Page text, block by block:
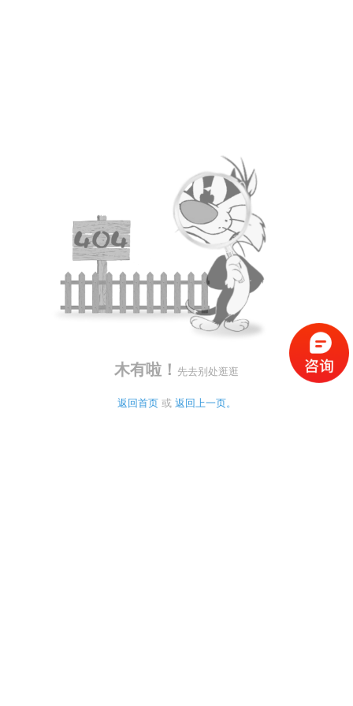
木有啦！ 先去别处逛逛
返回首页 或 返回上一页。